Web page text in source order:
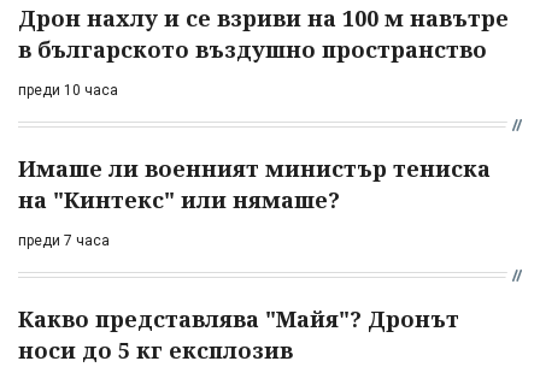
Дрон нахлу и се взриви на 100 м навътре
в българското въздушно пространство
преди 10 часа
Имаше ли военният министър тениска
на "Кинтекс" или нямаше?
преди 7 часа
Какво представлява "Майя"? Дронът
носи до 5 кг експлозив